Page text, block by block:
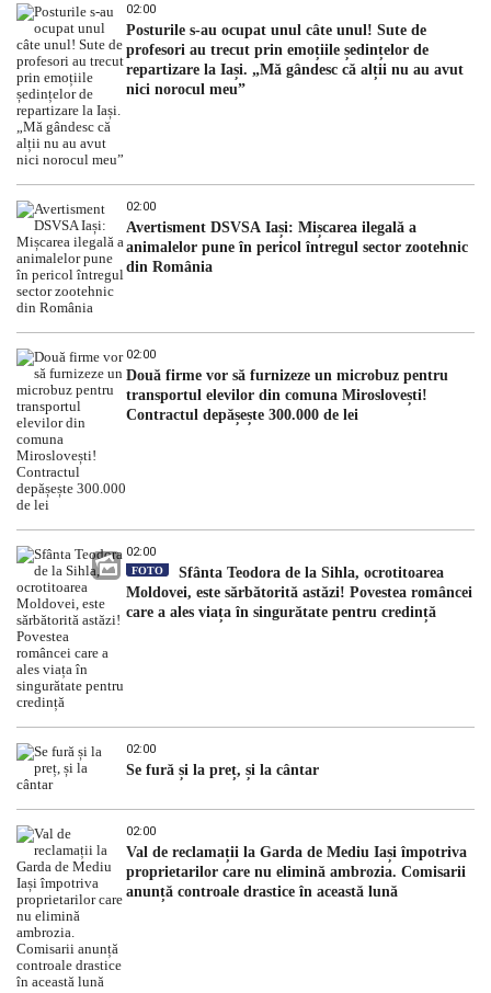
02:00
Posturile s-au ocupat unul câte unul! Sute de
profesori au trecut prin emoțiile ședințelor de
repartizare la Iași. „Mă gândesc că alții nu au avut
nici norocul meu”
02:00
Avertisment DSVSA Iași: Mișcarea ilegală a
animalelor pune în pericol întregul sector zootehnic
din România
02:00
Două firme vor să furnizeze un microbuz pentru
transportul elevilor din comuna Miroslovești!
Contractul depășește 300.000 de lei
02:00
FOTO
Sfânta Teodora de la Sihla, ocrotitoarea
Moldovei, este sărbătorită astăzi! Povestea româncei
care a ales viața în singurătate pentru credință
02:00
Se fură și la preț, și la cântar
02:00
Val de reclamații la Garda de Mediu Iași împotriva
proprietarilor care nu elimină ambrozia. Comisarii
anunță controale drastice în această lună